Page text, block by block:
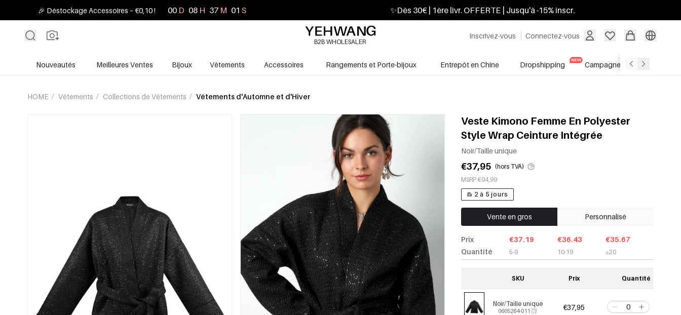
🎉 Déstockage Accessoires – €0,10 ! 00 D 08 H 36 M 59 S ✨Dès 30€ | 1ère livr. OFFERTE | Jusqu'à -15% inscr.
Inscrivez-vous Connectez-vous
B2B WHOLESALER
Nouveautés Meilleures Ventes Bijoux Vêtements Accessoires Rangements et Porte-bijoux Entrepôt en Chine Dropshipping Campagnes Soldes
HOME / Vêtements / Collections de Vêtements / Vêtements d'Automne et d'Hiver
Veste Kimono Femme En Polyester
Style Wrap Ceinture Intégrée
Noir/Taille unique
€37,95 (hors TVA)
MSRP €94,99
2 à 5 jours
Vente en gros Personnalisé
Prix
Quantité
€37.19
5-9
€36.43
10-19
€35.67
≥20
SKU Prix Quantité
Noir/Taille unique
0605264-011 €37,95